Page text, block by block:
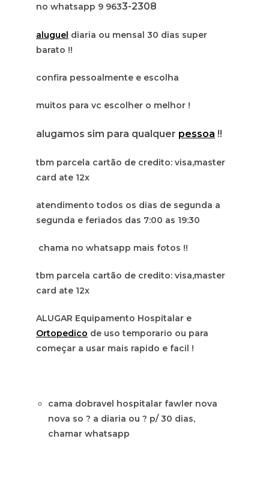
no whatsapp 9 9633-2308
aluguel diaria ou mensal 30 dias super
barato !!
confira pessoalmente e escolha
muitos para vc escolher o melhor !
alugamos sim para qualquer pessoa !!
tbm parcela cartão de credito: visa,master
card ate 12x
atendimento todos os dias de segunda a
segunda e feriados das 7:00 as 19:30
chama no whatsapp mais fotos !!
tbm parcela cartão de credito: visa,master
card ate 12x
ALUGAR Equipamento Hospitalar e
Ortopedico de uso temporario ou para
começar a usar mais rapido e facil !
cama dobravel hospitalar fawler nova
nova so ? a diaria ou ? p/ 30 dias,
chamar whatsapp